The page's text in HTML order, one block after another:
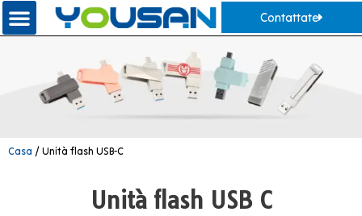
Contattate
Casa / Unità flash USB-C
Unità flash USB C